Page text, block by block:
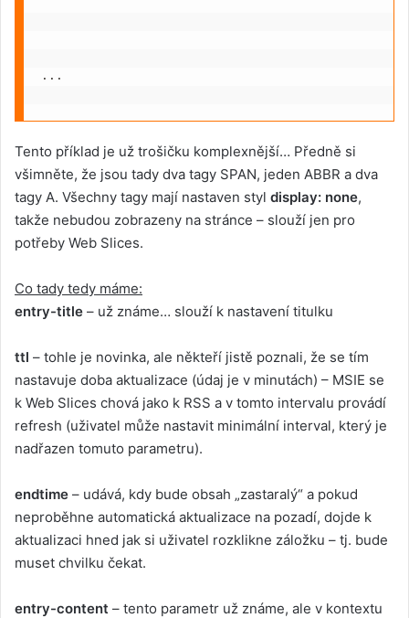
...
Tento příklad je už trošičku komplexnější… Předně si
všimněte, že jsou tady dva tagy SPAN, jeden ABBR a dva
tagy A. Všechny tagy mají nastaven styl display: none,
takže nebudou zobrazeny na stránce – slouží jen pro
potřeby Web Slices.
Co tady tedy máme:
entry-title – už známe… slouží k nastavení titulku
ttl – tohle je novinka, ale někteří jistě poznali, že se tím
nastavuje doba aktualizace (údaj je v minutách) – MSIE se
k Web Slices chová jako k RSS a v tomto intervalu provádí
refresh (uživatel může nastavit minimální interval, který je
nadřazen tomuto parametru).
endtime – udává, kdy bude obsah „zastaralý“ a pokud
neproběhne automatická aktualizace na pozadí, dojde k
aktualizaci hned jak si uživatel rozklikne záložku – tj. bude
muset chvilku čekat.
entry-content – tento parametr už známe, ale v kontextu